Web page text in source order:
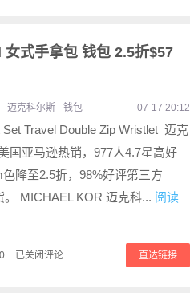
式手拿包 钱包 2.5折$57
迈克科尔斯 钱包 07-17 20:12
Travel Double Zip Wristlet 迈克
国亚马逊热销，977人4.7星高好
降至2.5折，98%好评第三方
MICHAEL KOR 迈克科... 阅读
直达链接
0 已关闭评论